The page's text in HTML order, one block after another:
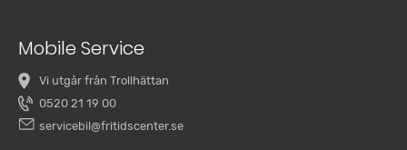
Mobile Service
Vi utgår från Trollhättan
0520 21 19 00
servicebil@fritidscenter.se